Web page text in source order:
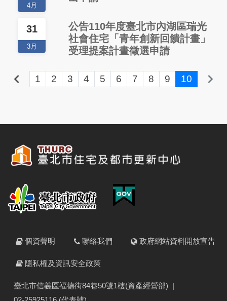
4月
31
3月
公告110年度臺北市內湖區瑞光
社會住宅「青年創新回饋計畫」
受理提案計畫徵選申請
keyboard_arrow_left 1 2 3 4 5 6 7 8 9 10 keyboard_arrow_right
個資聲明 聯絡我們 政府網站資料開放宣告
隱私權及資訊安全政策
臺北市信義區福德街84巷50號1樓(資產經營部) |